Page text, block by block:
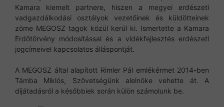
Kamara kiemelt partnere, hiszen a megyei erdészeti
vadgazdálkodási osztályok vezetőinek és küldötteinek
zöme MEGOSZ tagok közül kerül ki. Ismertette a Kamara
Erdőtörvény módosítással és a vidékfejlesztés erdészeti
jogcímeivel kapcsolatos álláspontját.
A MEGOSZ által alapított Rimler Pál emlékérmet 2014-ben
Támba Miklós, Szövetségünk alelnöke vehette át. A
díjátadásról a későbbiek során külön számolunk be.